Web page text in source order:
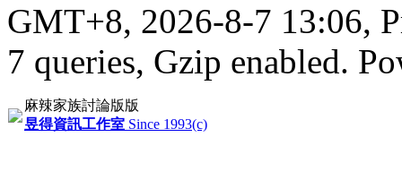
GMT+8, 2026-8-7 13:06,
7 queries, Gzip enabled.
麻辣家族討論版版
昱得資訊工作室 Since 1993(c)